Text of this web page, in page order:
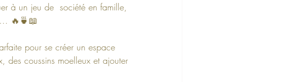
à un jeu de  société en famille,
… 🔥🍵📖
pour se créer un espace
des coussins moelleux et ajouter